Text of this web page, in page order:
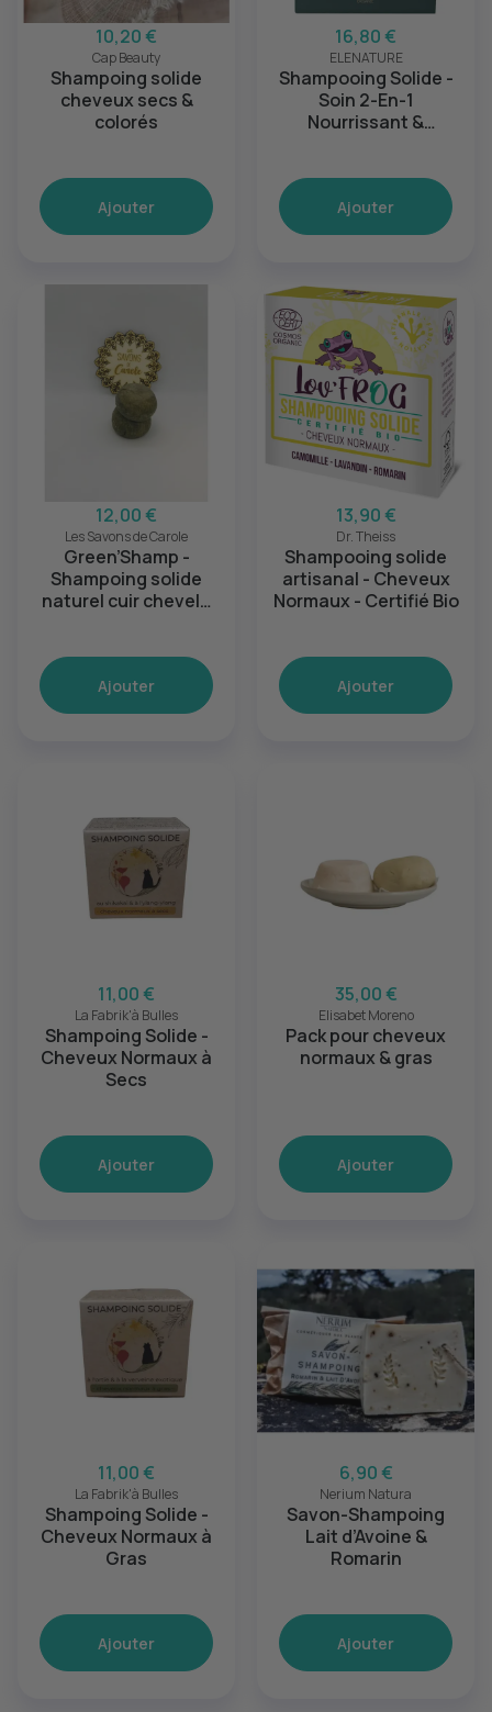
10,20 €
Cap Beauty
Shampoing solide
cheveux secs &
colorés
Ajouter
16,80 €
ELENATURE
Shampooing Solide -
Soin 2-En-1
Nourrissant &
Ajouter
12,00 €
Les Savons de Carole
Green’Shamp -
Shampoing solide
naturel cuir chevelu
Ajouter
13,90 €
Dr. Theiss
Shampooing solide
artisanal - Cheveux
Normaux - Certifié Bio
Ajouter
11,00 €
La Fabrik'à Bulles
Shampoing Solide -
Cheveux Normaux à
Secs
Ajouter
35,00 €
Elisabet Moreno
Pack pour cheveux
normaux & gras
Ajouter
11,00 €
La Fabrik'à Bulles
Shampoing Solide -
Cheveux Normaux à
Gras
Ajouter
6,90 €
Nerium Natura
Savon-Shampoing
Lait d’Avoine &
Romarin
Ajouter